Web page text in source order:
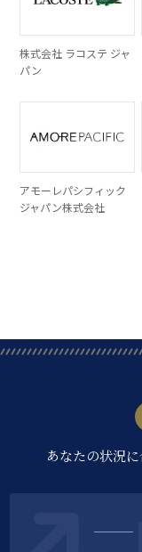
株式会社 ラコステ ジャ
パン
アモーレパシフィック
ジャパン株式会社
あなたの状況